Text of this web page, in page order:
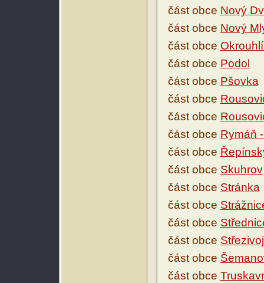
část obce Nový
část obce Nový
část obce
část obce Podol
část obce Pšovka
část obce
část obce
část obce Rymáň
část obce
část obce Skuhrov
část obce Stránka
část obce
část obce
část obce
část obce
část obce